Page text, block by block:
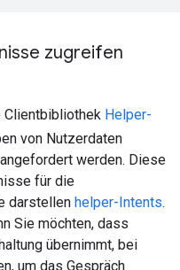
zugreifen
Clientbibliothek Helper-
von Nutzerdaten
werden. Diese
für die
darstellen helper-Intents.
Sie möchten, dass
übernimmt, bei
um das Gespräch